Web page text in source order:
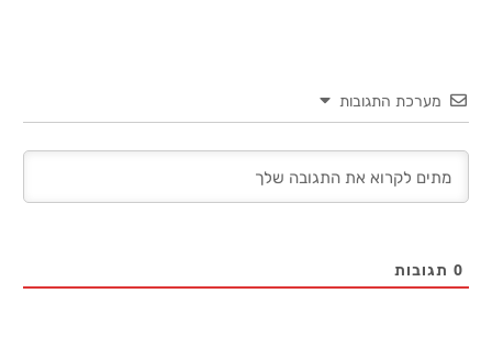
מערכת התגובות
0 תגובות